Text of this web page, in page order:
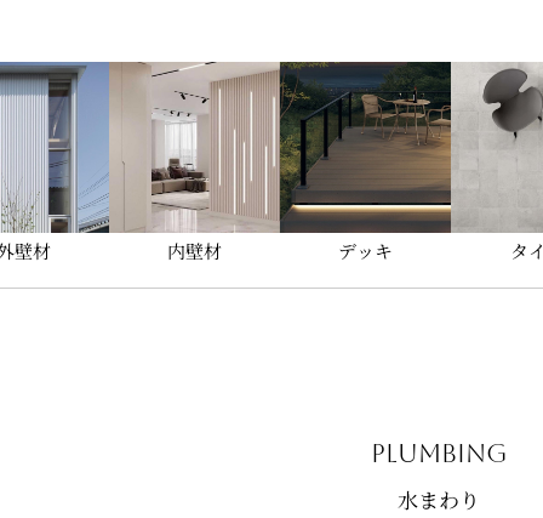
壁材 内壁材 デッキ タ
plumbing
水まわり